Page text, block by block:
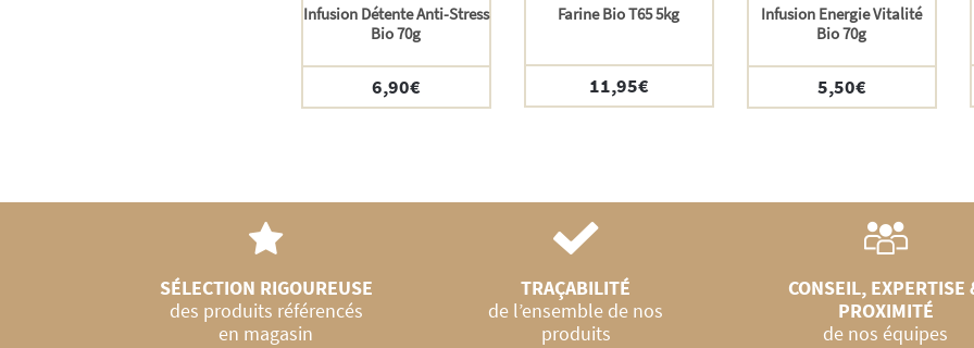
Infusion Détente Anti-Stress
Bio 70g
6,90€
Farine Bio T65 5kg
11,95€
Infusion Energie Vitalité
Bio 70g
5,50€
SÉLECTION RIGOUREUSE
des produits référencés
en magasin
TRAÇABILITÉ
de l’ensemble de nos
produits
CONSEIL, EXPERTISE
PROXIMITÉ
de nos équipes